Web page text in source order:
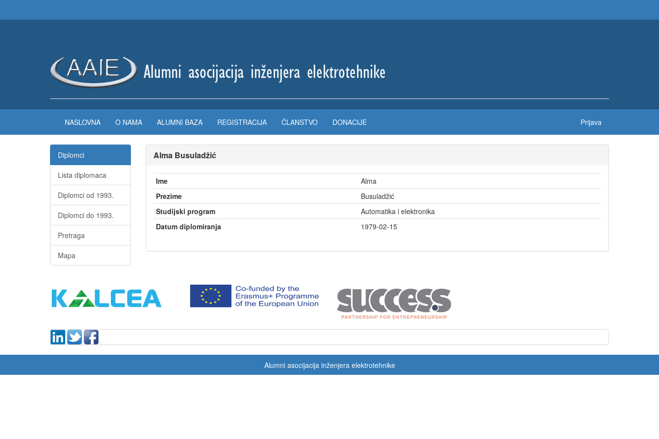
NASLOVNA O NAMA ALUMNI BAZA REGISTRACIJA ČLANSTVO DONACIJE Prijava
Diplomci
Lista diplomaca
Diplomci od 1993.
Diplomci do 1993.
Pretraga
Mapa
Alma Busuladžić
Ime
Alma
Prezime
Busuladžić
Studijski program
Automatika i elektronika
Datum diplomiranja
1979-02-15
Alumni asocijacija inženjera elektrotehnike